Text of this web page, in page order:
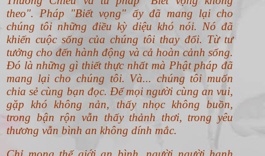
theo".Pháp "Biết vọng" ấy đã mang lại cho
chúng tôi những điều kỳ diệu khó nói. Nó đã
khiến cuộc sống của chúng tôi thay đổi. Từ tư
tưởng cho đến hành động và cả hoàn cảnh sống.
Đó là những gì thiết thực nhất mà Phật pháp đã
mang lại cho chúng tôi. Và... chúng tôi muốn
chia sẻ cùng bạn đọc. Để mọi người cùng an vui,
gặp khó không nản, thấy nhọc không buồn,
trong bận rộn vẫn thấy thảnh thơi, trong yêu
thương vẫn bình an không dính mắc.